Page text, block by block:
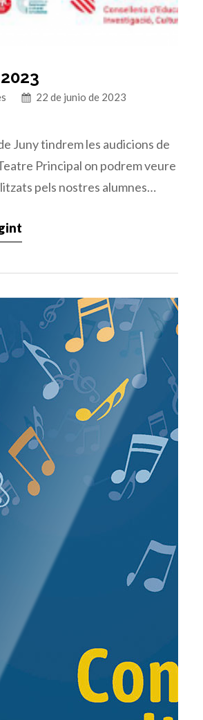
22 de junio de 2023
Juny tindrem les audicions de
Principal on podrem veure
pels nostres alumnes